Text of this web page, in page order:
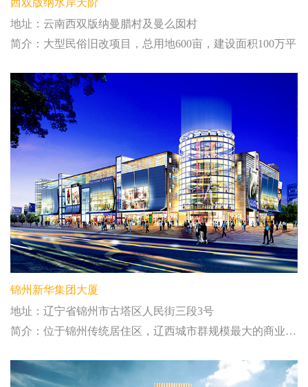
西双版纳水岸天阶
地址：云南西双版纳曼腊村及曼么囡村
简介：大型民俗旧改项目，总用地600亩，建设面积100万平
锦州新华集团大厦
地址：辽宁省锦州市古塔区人民街三段3号
简介：位于锦州传统居住区，辽西城市群规模最大的商业中心